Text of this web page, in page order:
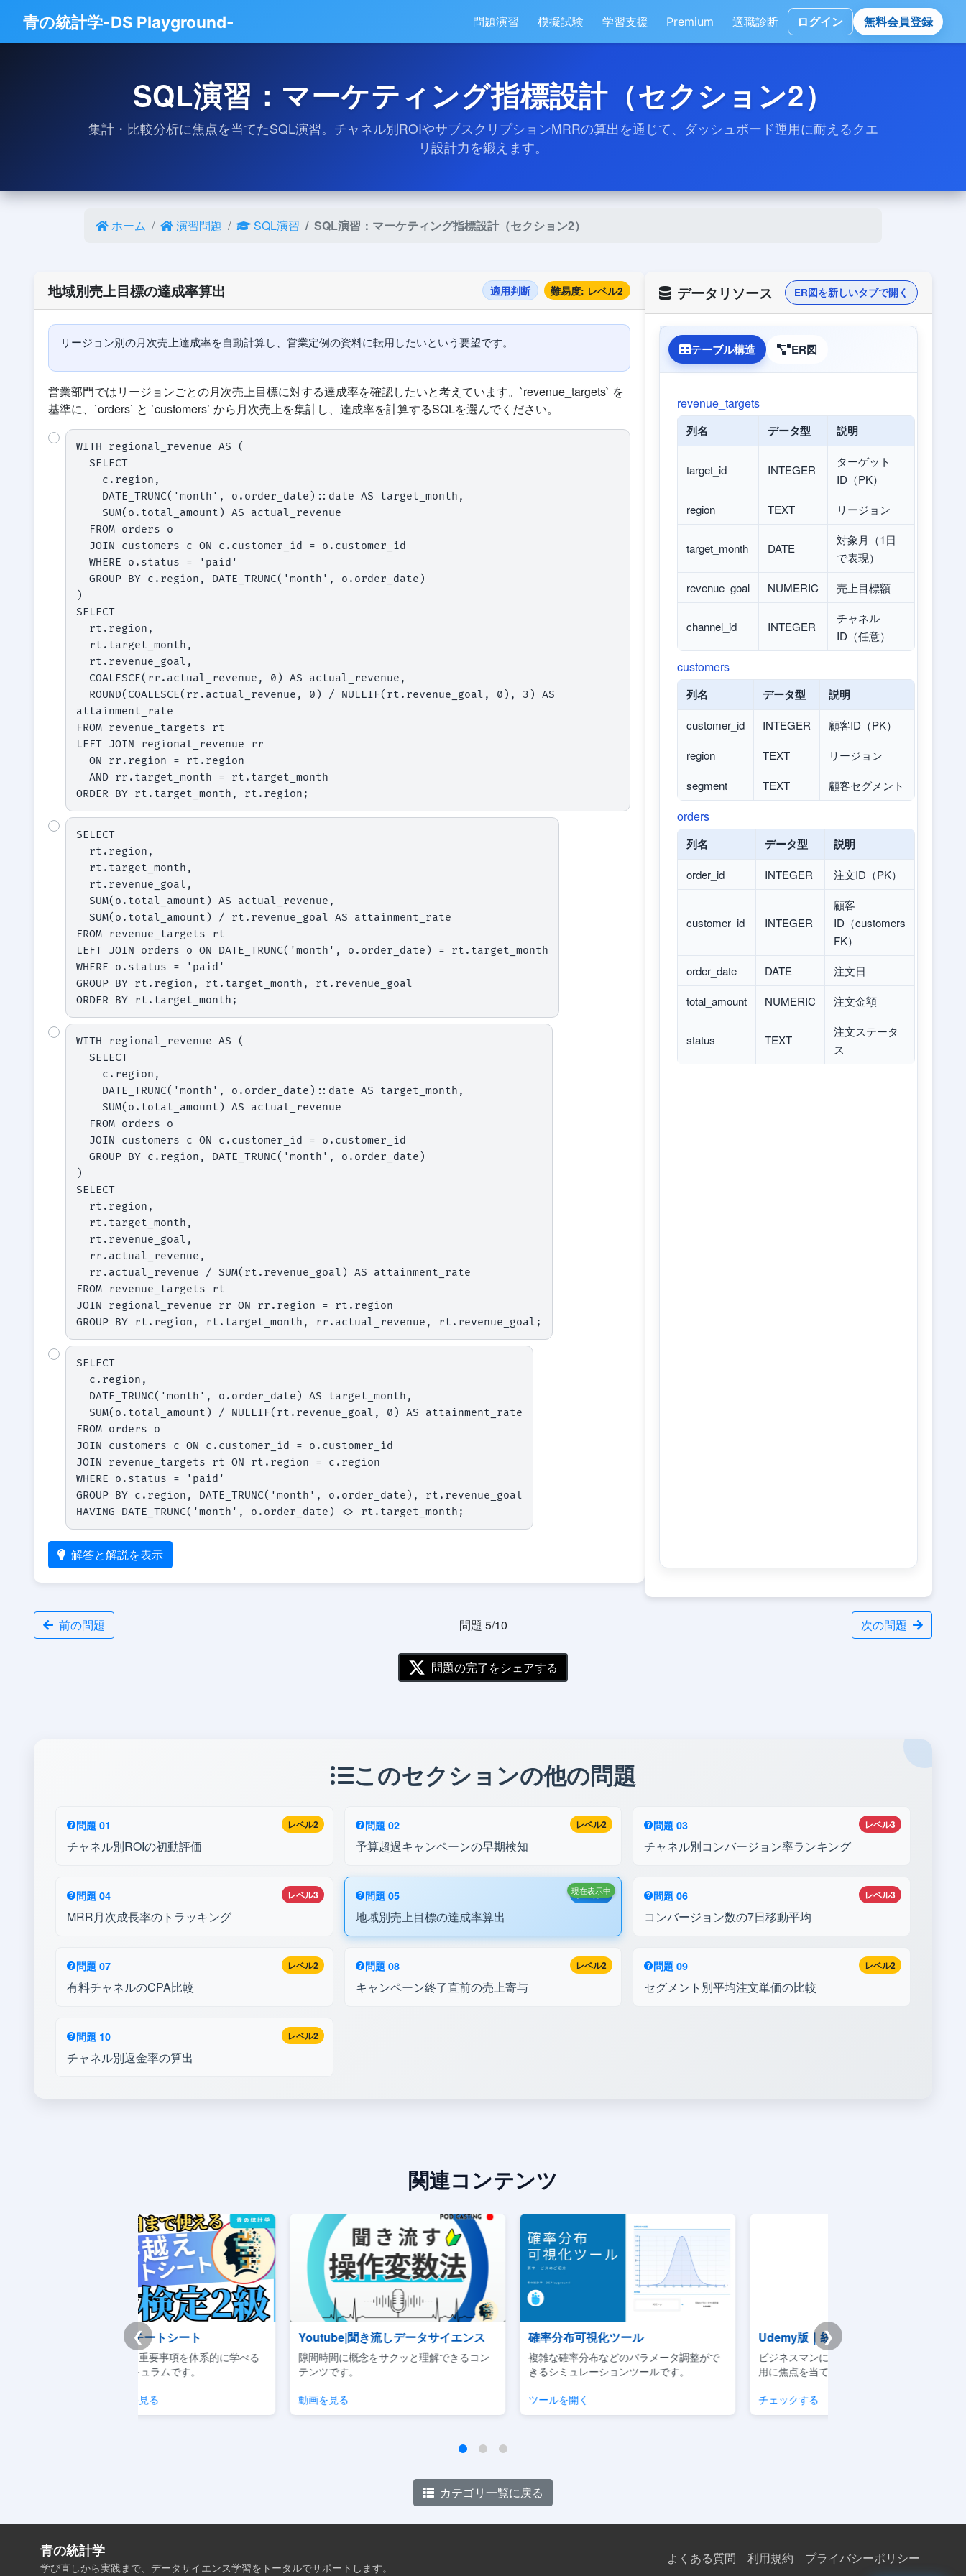
青の統計学-DS Playground- 問題演習 模擬試験 学習支援 Premium 適職診断 ログイン 無料会員登録
SQL演習：マーケティング指標設計（セクション2）
集計・比較分析に焦点を当てたSQL演習。チャネル別ROIやサブスクリプションMRRの算出を通じて、ダッシュボード運用に耐えるクエ
リ設計力を鍛えます。
ホーム 演習問題 SQL演習 SQL演習：マーケティング指標設計（セクション2）
地域別売上目標の達成率算出 適用判断 難易度: レベル2
リージョン別の月次売上達成率を自動計算し、営業定例の資料に転用したいという要望です。
営業部門ではリージョンごとの月次売上目標に対する達成率を確認したいと考えています。`revenue_targets` を
基準に、`orders` と `customers` から月次売上を集計し、達成率を計算するSQLを選んでください。
WITH regional_revenue AS (
)
SELECT
attainment_rate
FROM revenue_targets rt
LEFT JOIN regional_revenue rr
ORDER BY rt.target_month, rt.region;
SELECT
FROM revenue_targets rt
LEFT JOIN orders o ON DATE_TRUNC('month', o.order_date) = rt.target_month
WHERE o.status = 'paid'
GROUP BY rt.region, rt.target_month, rt.revenue_goal
ORDER BY rt.target_month;
WITH regional_revenue AS (
)
SELECT
FROM revenue_targets rt
JOIN regional_revenue rr ON rr.region = rt.region
GROUP BY rt.region, rt.target_month, rr.actual_revenue, rt.revenue_goal;
SELECT
FROM orders o
JOIN customers c ON c.customer_id = o.customer_id
JOIN revenue_targets rt ON rt.region = c.region
WHERE o.status = 'paid'
GROUP BY c.region, DATE_TRUNC('month', o.order_date), rt.revenue_goal
HAVING DATE_TRUNC('month', o.order_date) <> rt.target_month;
解答と解説を表示
データリソース ER図を新しいタブで開く
テーブル構造 ER図
revenue_targets
列名 データ型 説明
target_id INTEGER
ターゲット
ID（PK）
region
TEXT リージョン
target_month DATE
対象月（1日
で表現）
revenue_goal
NUMERIC 売上目標額
channel_id INTEGER
チャネル
ID（任意）
customers
列名 データ型 説明
customer_id INTEGER
顧客ID（PK）
region
TEXT
リージョン
segment
TEXT 顧客セグメント
orders
列名 データ型 説明
order_id INTEGER 注文ID（PK）
customer_id INTEGER
顧客
ID（customers
FK）
order_date
DATE
注文日
total_amount
NUMERIC 注文金額
status TEXT
注文ステータ
ス
前の問題 問題 5/10 次の問題
問題の完了をシェアする
このセクションの他の問題
レベル2
問題 01
チャネル別ROIの初動評価
レベル2
問題 02
予算超過キャンペーンの早期検知
レベル3
問題 03
チャネル別コンバージョン率ランキング
レベル3
問題 04
MRR月次成長率のトラッキング
レベル2
問題 05
地域別売上目標の達成率算出
現在表示中 レベル3
問題 06
コンバージョン数の7日移動平均
レベル2
問題 07
有料チャネルのCPA比較
レベル2
問題 08
キャンペーン終了直前の売上寄与
レベル2
問題 09
セグメント別平均注文単価の比較
レベル2
問題 10
チャネル別返金率の算出
関連コンテンツ
❮ ❯
Youtube|聞き流しデータサイエンス
隙間時間に概念をサクッと理解できるコン
テンツです。
動画を見る
確率分布可視化ツール
複雑な確率分布などのパラメータ調整がで
きるシミュレーションツールです。
Udemy版｜統計学基礎講座
ビジネスマンによるデータサイエンスの利
用に焦点を当てた実践的な講座です
カテゴリ一覧に戻る
青の統計学
学び直しから実践まで、データサイエンス学習をトータルでサポートします。
よくある質問 利用規約
プライバシーポリシー